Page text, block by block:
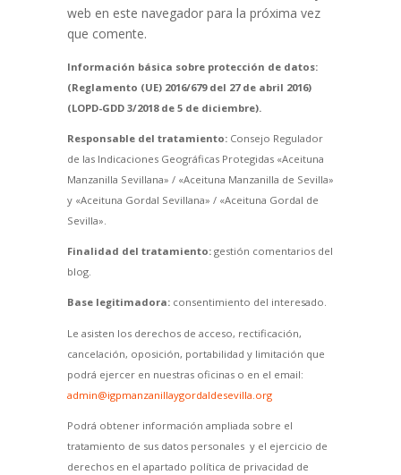
web en este navegador para la próxima vez
que comente.
Información básica sobre protección de datos:
(Reglamento (UE) 2016/679 del 27 de abril 2016)
(LOPD-GDD 3/2018 de 5 de diciembre).
Responsable del tratamiento:Consejo Regulador
de las Indicaciones Geográficas Protegidas «Aceituna
Manzanilla Sevillana» / «Aceituna Manzanilla de Sevilla»
y «Aceituna Gordal Sevillana» / «Aceituna Gordal de
Sevilla».
Finalidad del tratamiento:gestión comentarios del
blog.
Base legitimadora:consentimiento del interesado.
Le asisten los derechos de acceso, rectificación,
cancelación, oposición, portabilidad y limitación que
podrá ejercer en nuestras oficinas o en el email:
admin@igpmanzanillaygordaldesevilla.org
Podrá obtener información ampliada sobre el
tratamiento de sus datos personales y el ejercicio de
derechos en el apartado política de privacidad de